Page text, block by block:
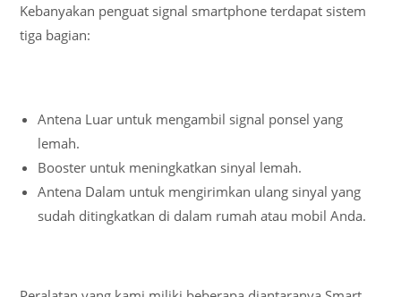
Kebanyakan penguat signal smartphone terdapat sistem
tiga bagian:
Antena Luar untuk mengambil signal ponsel yang
lemah.
Booster untuk meningkatkan sinyal lemah.
Antena Dalam untuk mengirimkan ulang sinyal yang
sudah ditingkatkan di dalam rumah atau mobil Anda.